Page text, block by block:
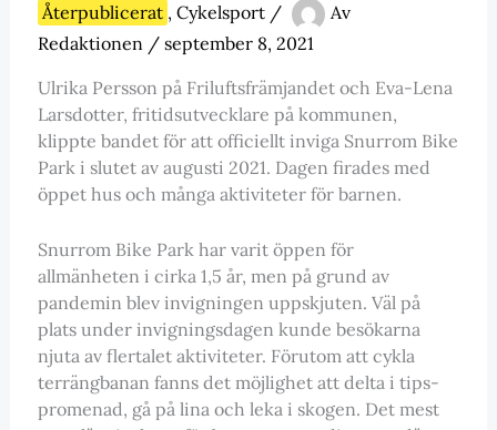
Återpublicerat , Cykelsport/
Av
Redaktionen / september 8, 2021
Ulrika Persson på Friluftsfrämjandet och Eva-Lena
Larsdotter, fritidsutvecklare på kommunen,
klippte bandet för att officiellt inviga Snurrom Bike
Park i slutet av augusti 2021. Dagen firades med
öppet hus och många aktiviteter för barnen.
Snurrom Bike Park har varit öppen för
allmänheten i cirka 1,5 år, men på grund av
pandemin blev invigningen uppskjuten. Väl på
plats under invigningsdagen kunde besökarna
njuta av flertalet aktiviteter. Förutom att cykla
terrängbanan fanns det möjlighet att delta i tips-
promenad, gå på lina och leka i skogen. Det mest